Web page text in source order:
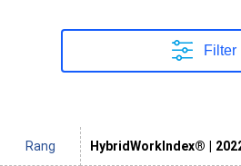
Filter
Rang HybridWorkIndex® |